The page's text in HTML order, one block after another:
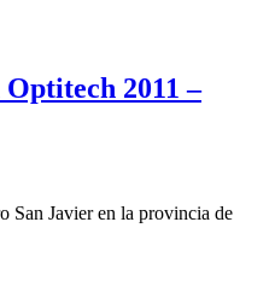
2011 –
San Javier en la provincia de